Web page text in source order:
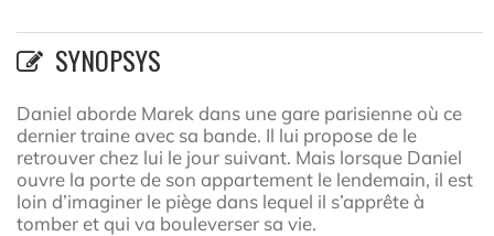
SYNOPSYS
Daniel aborde Marek dans une gare parisienne où ce
dernier traine avec sa bande. Il lui propose de le
retrouver chez lui le jour suivant. Mais lorsque Daniel
ouvre la porte de son appartement le lendemain, il est
loin d’imaginer le piège dans lequel il s’apprête à
tomber et qui va bouleverser sa vie.